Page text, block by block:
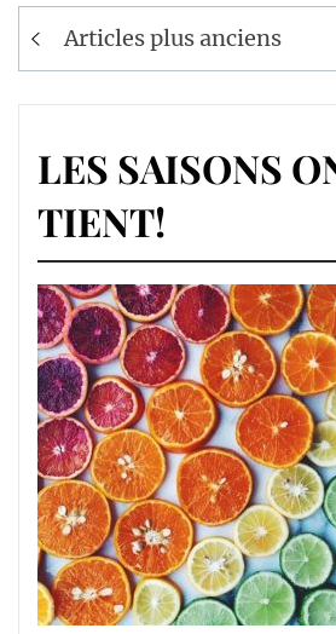
Navigation
des
Articles plus anciens
LES SAISONS
TIENT!